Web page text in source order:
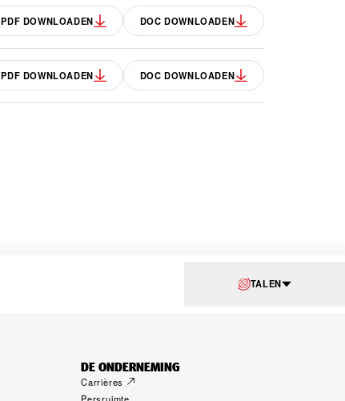
PDF DOWNLOADEN DOC DOWNLOADEN
PDF DOWNLOADEN DOC DOWNLOADEN
DE ONDERNEMING
Carrières
Persruimte
TALEN